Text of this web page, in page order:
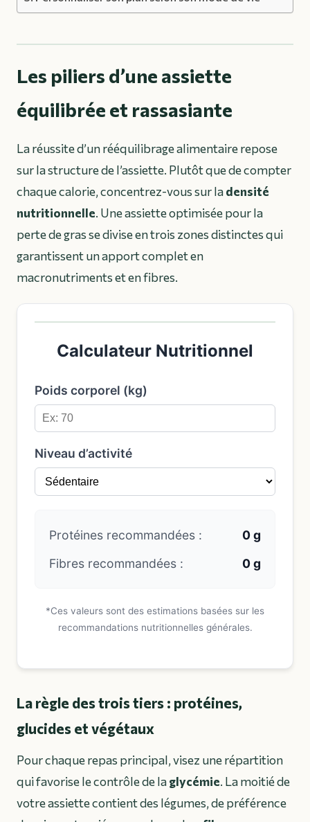
Les piliers d’une assiette
équilibrée et rassasiante
La réussite d’un rééquilibrage alimentaire repose
sur la structure de l’assiette. Plutôt que de compter
chaque calorie, concentrez-vous sur ladensité
nutritionnelle. Une assiette optimisée pour la
perte de gras se divise en trois zones distinctes qui
garantissent un apport complet en
macronutriments et en fibres.
Calculateur Nutritionnel
Poids corporel (kg)
Niveau d’activité
Protéines recommandées :
0 g
Fibres recommandées :
0 g
*Ces valeurs sont des estimations basées sur les
recommandations nutritionnelles générales.
La règle des trois tiers : protéines,
glucides et végétaux
Pour chaque repas principal, visez une répartition
qui favorise le contrôle de laglycémie. La moitié de
votre assiette contient des légumes, de préférence